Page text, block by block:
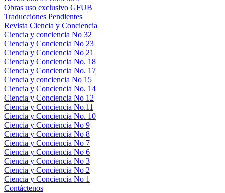
Obras uso exclusivo GFUB
Traducciones Pendientes
Revista Ciencia y Conciencia
Ciencia y conciencia No 32
Ciencia y Conciencia No 23
Ciencia y Conciencia No 21
Ciencia y Conciencia No. 18
Ciencia y Conciencia No. 17
Ciencia y conciencia No 15
Ciencia y Conciencia No. 14
Ciencia y Conciencia No 12
Ciencia y Conciencia No.11
Ciencia y Conciencia No. 10
Ciencia y Conciencia No 9
Ciencia y Conciencia No 8
Ciencia y Conciencia No 7
Ciencia y Conciencia No 6
Ciencia y Conciencia No 3
Ciencia y Conciencia No 2
Ciencia y Conciencia No 1
Contáctenos